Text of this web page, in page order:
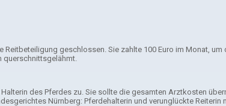
geschlossen. Sie zahlte 100 Euro im Monat,
querschnittsgelähmt.
des Pferdes zu. Sie sollte die gesamten Arztkosten
Nürnberg: Pferdehalterin und verunglückte Reiterin